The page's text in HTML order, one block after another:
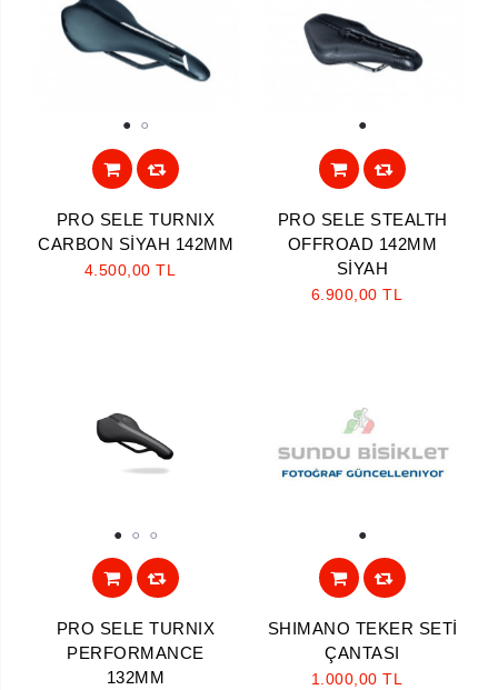
PRO SELE TURNIX
CARBON SİYAH 142MM
4.500,00 TL
PRO SELE STEALTH
OFFROAD 142MM
SİYAH
6.900,00 TL
PRO SELE TURNIX
PERFORMANCE
132MM
SHIMANO TEKER SETİ
ÇANTASI
1.000,00 TL